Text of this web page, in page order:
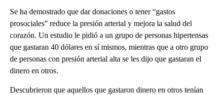
Se ha demostrado que dar donaciones o tener “gastos
prosociales” reduce la presión arterial y mejora la salud del
corazón. Un estudio le pidió a un grupo de personas hipertensas
que gastaran 40 dólares en sí mismos, mientras que a otro grupo
de personas con presión arterial alta se les dijo que gastaran el
dinero en otros.
Descubrieron que aquellos que gastaron dinero en otros tenían